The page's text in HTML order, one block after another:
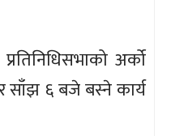
अर्को
६ बजे बस्ने कार्य